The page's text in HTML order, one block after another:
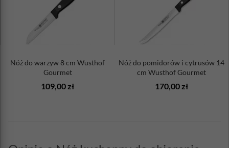
Nóż do warzyw 8 cm Wusthof
Gourmet
109,00 zł
Nóż do pomidorów i cytrusów 14
cm Wusthof Gourmet
170,00 zł